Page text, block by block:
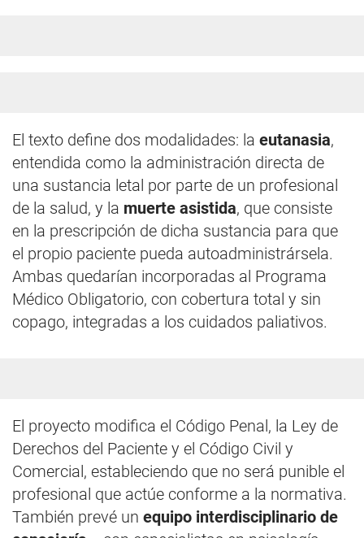
El texto define dos modalidades: la eutanasia,
entendida como la administración directa de
una sustancia letal por parte de un profesional
de la salud, y la muerte asistida, que consiste
en la prescripción de dicha sustancia para que
el propio paciente pueda autoadministrársela.
Ambas quedarían incorporadas al Programa
Médico Obligatorio, con cobertura total y sin
copago, integradas a los cuidados paliativos.
El proyecto modifica el Código Penal, la Ley de
Derechos del Paciente y el Código Civil y
Comercial, estableciendo que no será punible el
profesional que actúe conforme a la normativa.
También prevé un equipo interdisciplinario de